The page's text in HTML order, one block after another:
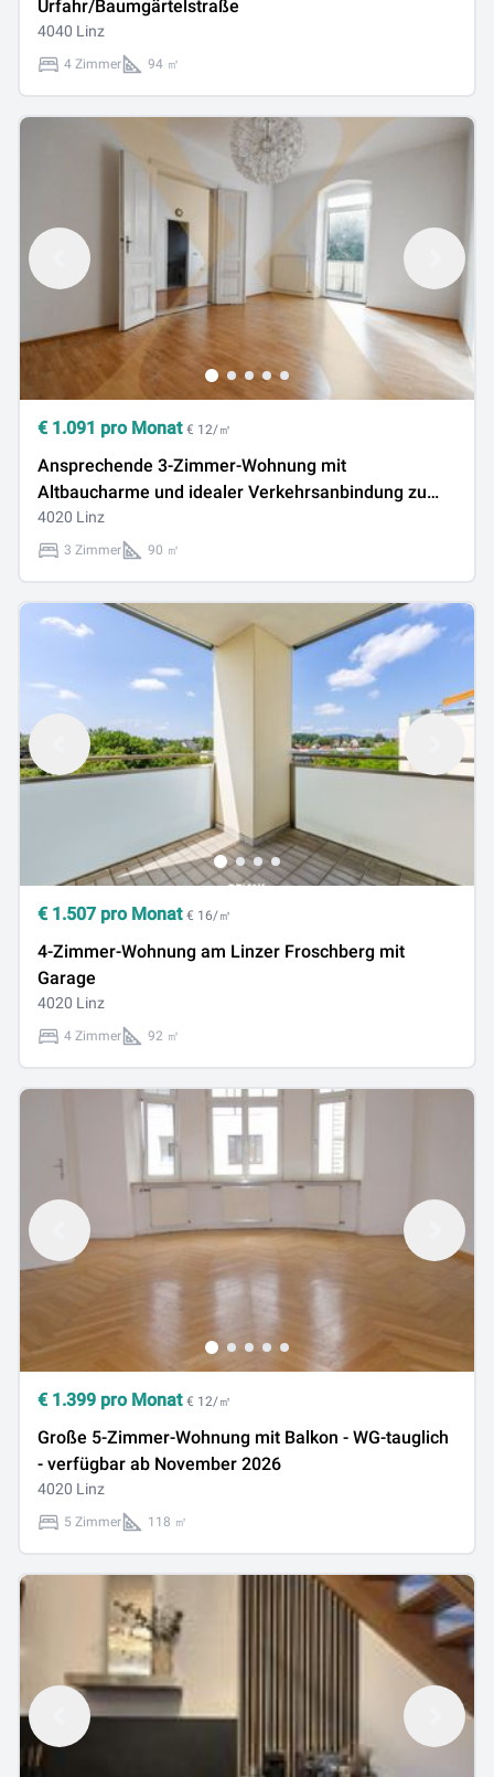
Urfahr/Baumgärtelstraße
4040 Linz
4 Zimmer 94 ㎡
€ 1.091 pro Monat € 12/㎡
Ansprechende 3-Zimmer-Wohnung mit
Altbaucharme und idealer Verkehrsanbindung zu
vermieten!
4020 Linz
3 Zimmer 90 ㎡
€ 1.507 pro Monat € 16/㎡
4-Zimmer-Wohnung am Linzer Froschberg mit
Garage
4020 Linz
4 Zimmer 92 ㎡
€ 1.399 pro Monat € 12/㎡
Große 5-Zimmer-Wohnung mit Balkon - WG-tauglich
- verfügbar ab November 2026
4020 Linz
5 Zimmer 118 ㎡